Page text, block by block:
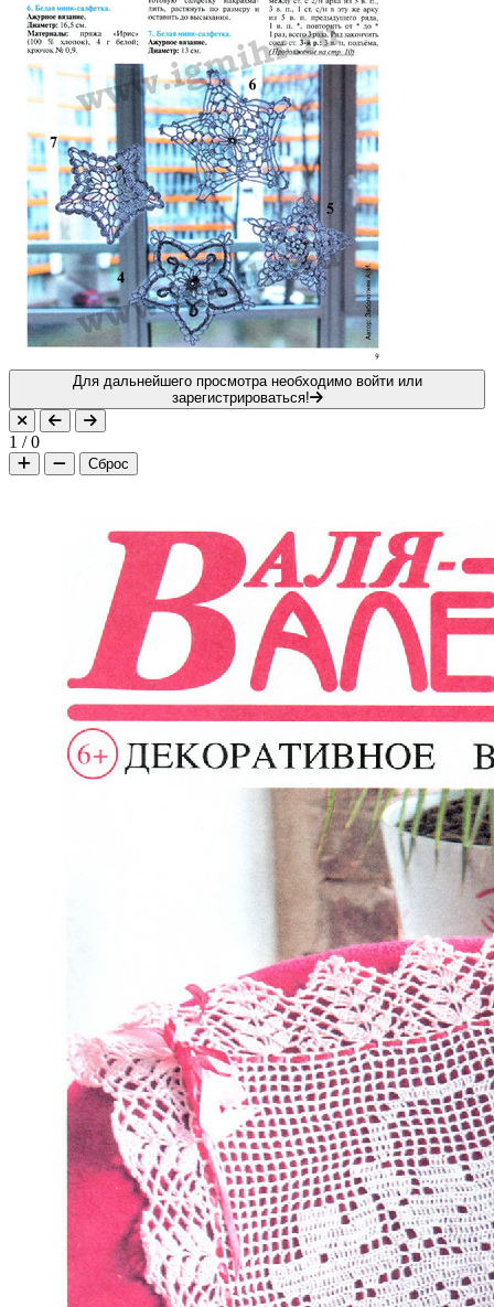
Для дальнейшего просмотра необходимо войти или
зарегистрироваться!
1 /0
Сброс